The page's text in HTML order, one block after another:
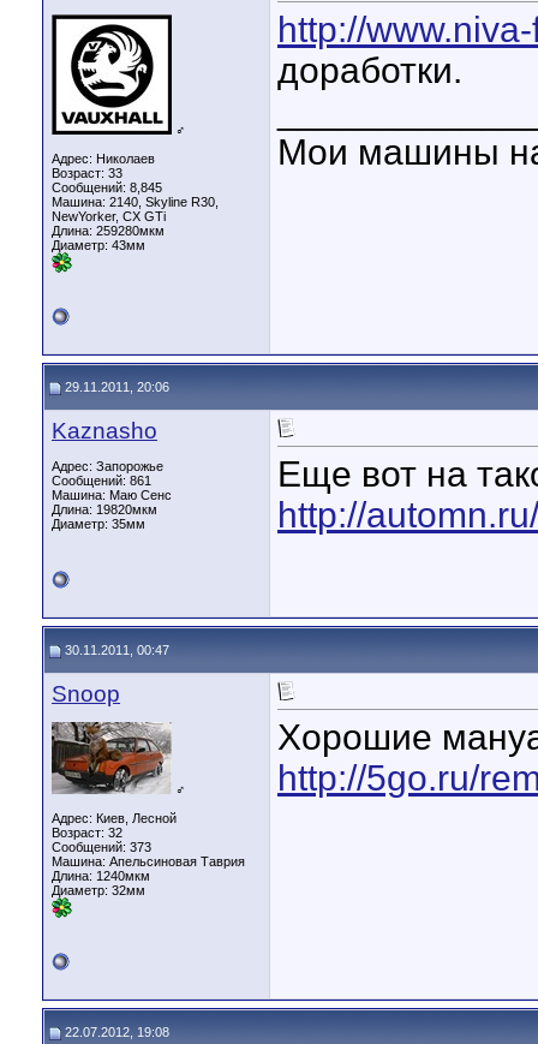
♂
Адрес: Николаев
Возраст: 33
Сообщений: 8,845
Машина: 2140, Skyline R30,
NewYorker, CX GTi
Длина: 259280мкм
Диаметр: 43мм
http://
доработки.
Мои машины
29.11.2011, 20:06
Kaznasho
Адрес: Запорожье
Сообщений: 861
Машина: Маю Сенс
Длина: 19820мкм
Диаметр: 35мм
Еще вот на
http://automn.ru/
30.11.2011, 00:47
Snoop
♂
Адрес: Киев, Лесной
Возраст: 32
Сообщений: 373
Машина: Апельсиновая Таврия
Длина: 1240мкм
Диаметр: 32мм
Хорошие
http://5go.ru/
22.07.2012, 19:08